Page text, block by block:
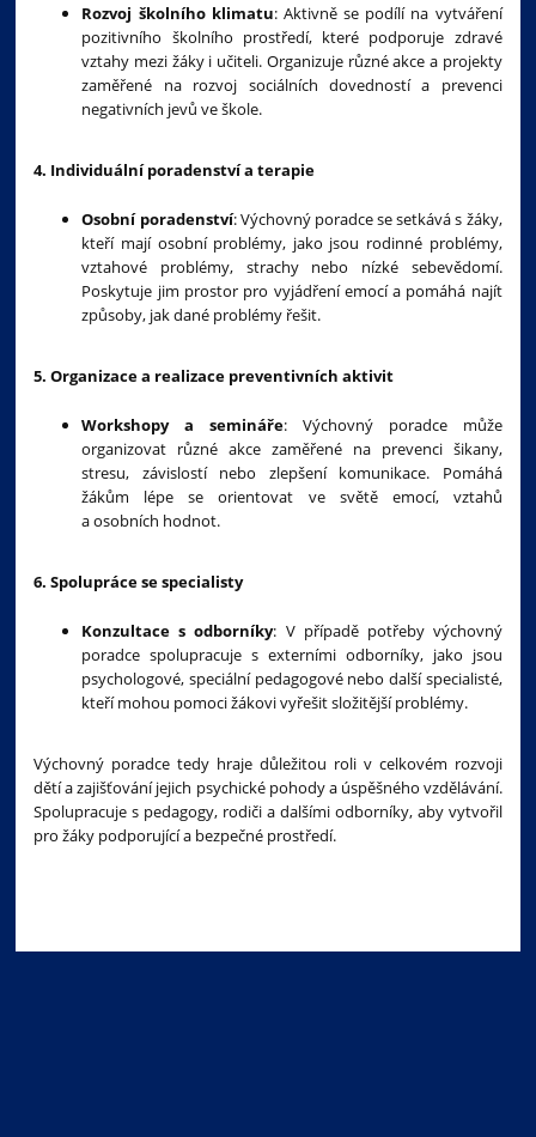
Rozvoj školního klimatu: Aktivně se podílí na vytváření
pozitivního školního prostředí, které podporuje zdravé
vztahy mezi žáky i učiteli. Organizuje různé akce a projekty
zaměřené na rozvoj sociálních dovedností a prevenci
negativních jevů ve škole.
4. Individuální poradenství a terapie
Osobní poradenství: Výchovný poradce se setkává s žáky,
kteří mají osobní problémy, jako jsou rodinné problémy,
vztahové problémy, strachy nebo nízké sebevědomí.
Poskytuje jim prostor pro vyjádření emocí a pomáhá najít
způsoby, jak dané problémy řešit.
5. Organizace a realizace preventivních aktivit
Workshopy a semináře: Výchovný poradce může
organizovat různé akce zaměřené na prevenci šikany,
stresu, závislostí nebo zlepšení komunikace. Pomáhá
žákům lépe se orientovat ve světě emocí, vztahů
a osobních hodnot.
6. Spolupráce se specialisty
Konzultace s odborníky: V případě potřeby výchovný
poradce spolupracuje s externími odborníky, jako jsou
psychologové, speciální pedagogové nebo další specialisté,
kteří mohou pomoci žákovi vyřešit složitější problémy.
Výchovný poradce tedy hraje důležitou roli v celkovém rozvoji
dětí a zajišťování jejich psychické pohody a úspěšného vzdělávání.
Spolupracuje s pedagogy, rodiči a dalšími odborníky, aby vytvořil
pro žáky podporující a bezpečné prostředí.